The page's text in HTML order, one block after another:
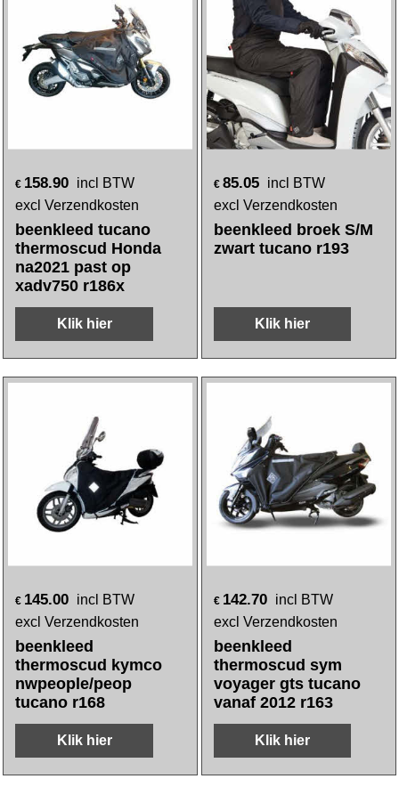
€ 158.90 incl BTW
excl Verzendkosten
beenkleed tucano
thermoscud Honda
na2021 past op
xadv750 r186x
Klik hier
€ 85.05 incl BTW
excl Verzendkosten
beenkleed broek S/M
zwart tucano r193
Klik hier
€ 145.00 incl BTW
excl Verzendkosten
beenkleed
thermoscud kymco
nwpeople/peop
tucano r168
Klik hier
€ 142.70 incl BTW
excl Verzendkosten
beenkleed
thermoscud sym
voyager gts tucano
vanaf 2012 r163
Klik hier